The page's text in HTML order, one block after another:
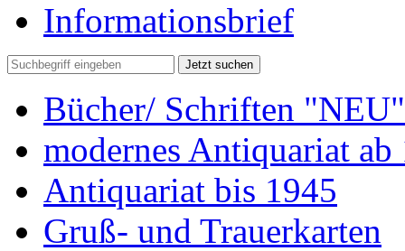
Informationsbrief
Jetzt suchen
Bücher/ Schriften "NEU"
modernes Antiquariat ab
Antiquariat bis 1945
Gruß- und Trauerkarten